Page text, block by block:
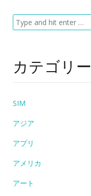
カテゴリー
SIM
アジア
アプリ
アメリカ
アート